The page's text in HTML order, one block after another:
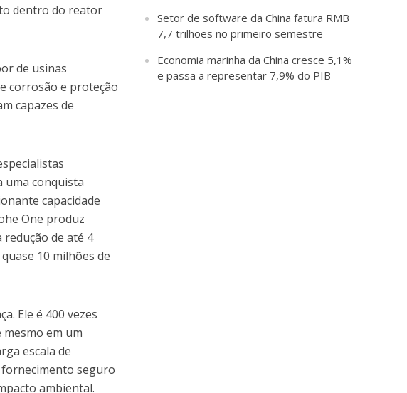
dentro do reator
de usinas
corrosão e proteção
capazes de
uma conquista
capacidade
One produz
de até 4
10 milhões de
Ele é 400 vezes
em um
escala de
seguro
ambiental.
Setor de software da China fatura RMB
7,7 trilhões no primeiro semestre
Economia marinha da China cresce 5,1%
e passa a representar 7,9% do PIB